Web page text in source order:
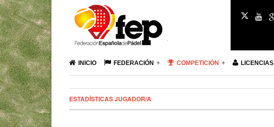
INICIO FEDERACIÓN COMPETICIÓN LICENCIAS
ESTADÍSTICAS JUGADOR/A